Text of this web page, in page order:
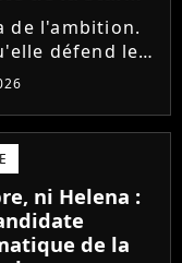
!
de l'ambition.
défend le
demande et
son
album, la
de la dernière
la Star
annonce les
sa...
ni Helena :
de la